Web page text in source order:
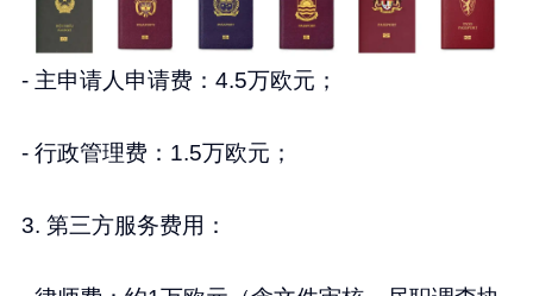
- 主申请人申请费：4.5万欧元；
- 行政管理费：1.5万欧元；
3. 第三方服务费用：